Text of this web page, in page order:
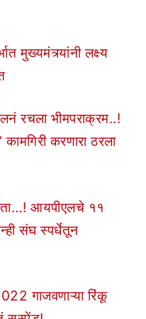
मुख्यमंत्र्यांनी लक्ष्य
रचला भीमपराक्रम..!
कामगिरी करणारा ठरला
आयपीएलचे ११
संघ स्पर्धेतून
गाजवणाऱ्या रिंकू